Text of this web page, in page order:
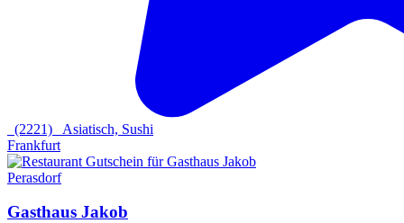
(2221) Asiatisch, Sushi
Frankfurt
Perasdorf
Gasthaus Jakob